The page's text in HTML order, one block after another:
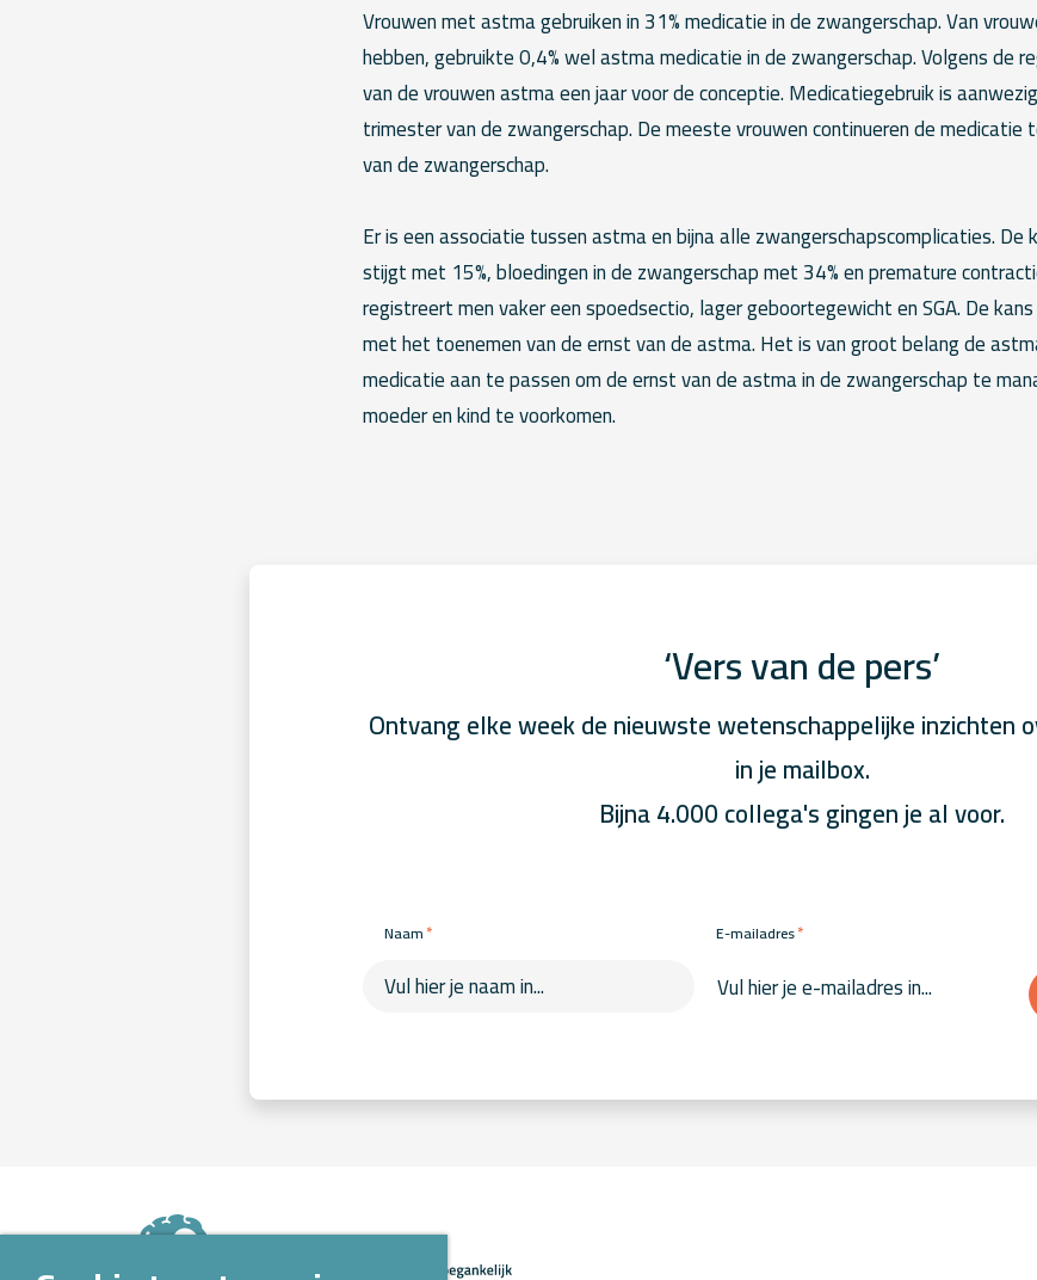
Vrouwen met astma gebruiken in 31% medicatie in de zwangerschap. Van
hebben, gebruikte 0,4% wel astma medicatie in de zwangerschap. Volgens de
van de vrouwen astma een jaar voor de conceptie. Medicatiegebruik is
trimester van de zwangerschap. De meeste vrouwen continueren de
van de zwangerschap.
Er is een associatie tussen astma en bijna alle zwangerschapscomplicaties. De
stijgt met 15%, bloedingen in de zwangerschap met 34% en premature
registreert men vaker een spoedsectio, lager geboortegewicht en SGA. De
met het toenemen van de ernst van de astma. Het is van groot belang de
medicatie aan te passen om de ernst van de astma in de zwangerschap te
moeder en kind te voorkomen.
‘Vers van de pers’
Ontvang elke week de nieuwste wetenschappelijke inzichten
in je mailbox.
Bijna 4.000 collega's gingen je al voor.
Naam* E-mailadres*